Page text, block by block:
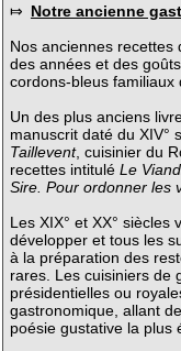
⤇ Notre ancienne
Nos anciennes recettes
des années et des
cordons-bleus familiaux
Un des plus anciens
manuscrit daté du XIV°
Taillevent, cuisinier du
recettes intitulé Le
Sire. Pour ordonner les
Les XIX° et XX°
développer et tous les
à la préparation des
rares. Les cuisiniers de
présidentielles ou
gastronomique, allant
poésie gustative la plus